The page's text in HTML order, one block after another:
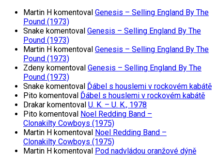
Martin H komentoval Genesis – Selling England By The
Pound (1973)
Snake komentoval Genesis – Selling England By The
Pound (1973)
Martin H komentoval Genesis – Selling England By The
Pound (1973)
Zdeny komentoval Genesis – Selling England By The
Pound (1973)
Snake komentoval Ďábel s houslemi v rockovém kabátě
Pito komentoval Ďábel s houslemi v rockovém kabátě
Drakar komentoval U. K. – U. K., 1978
Pito komentoval Noel Redding Band –
Clonakilty Cowboys (1975)
Martin H komentoval Noel Redding Band –
Clonakilty Cowboys (1975)
Martin H komentoval Pod nadvládou oranžové dýně